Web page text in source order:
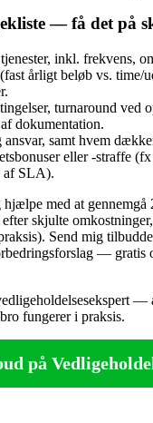
— få det på
inkl. frekvens,
årligt beløb vs. time/
turnaround ved
dokumentation.
samt hvem
eller -straffe
af SLA).
med at
skjulte
Send mig
— gratis
—
fungerer i praksis.
på